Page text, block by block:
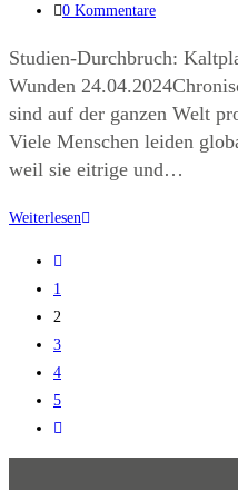
0 Kommentare
Studien-Durchbruch:
Wunden
sind auf der ganzen Welt
Viele Menschen leiden
weil sie eitrige und…
Weiterlesen
1
2
3
4
5